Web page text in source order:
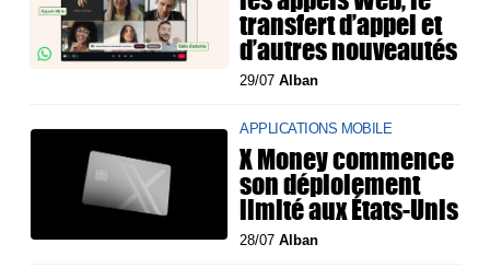
transfert d’appel et
d’autres nouveautés
29/07Alban
APPLICATIONS MOBILE
X Money commence
son déploiement
limité aux États-Unis
28/07Alban